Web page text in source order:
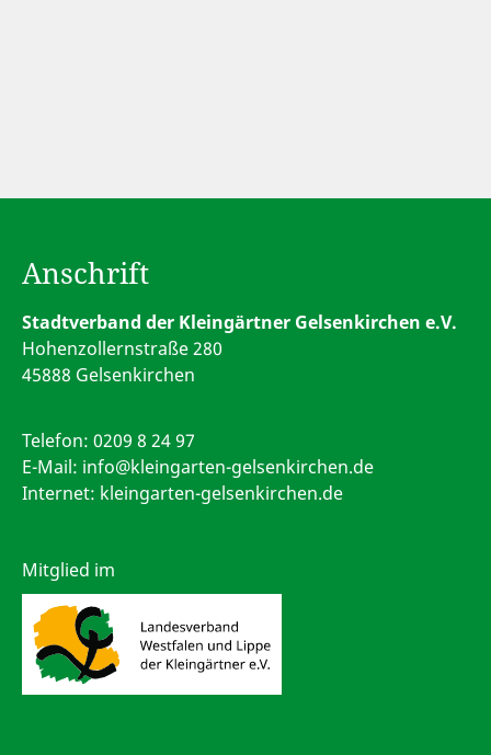
Anschrift
Stadtverband der Kleingärtner Gelsenkirchen e.V.
Hohenzollernstraße 280
45888 Gelsenkirchen
Telefon: 0209 8 24 97
E-Mail: info@kleingarten-gelsenkirchen.de
Internet: kleingarten-gelsenkirchen.de
Mitglied im